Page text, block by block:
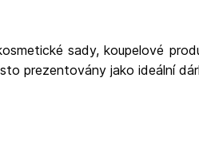
sady, koupelové
prezentovány jako ideální